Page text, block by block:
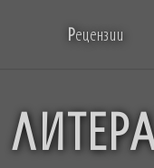
Рецензии